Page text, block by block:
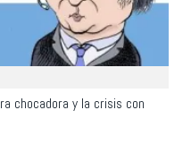
chocadora y la crisis con